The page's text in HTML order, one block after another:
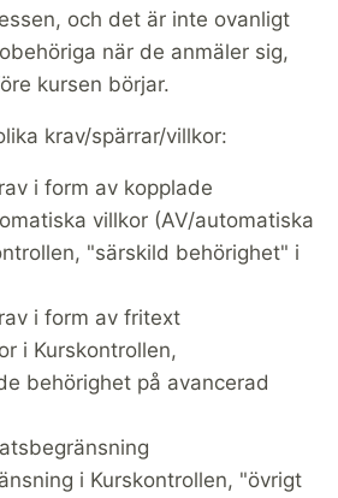
och det är inte ovanligt
när de anmäler sig,
kursen börjar.
krav/spärrar/villkor:
i form av kopplade
villkor (AV/automatiska
"särskild behörighet" i
i form av fritext
i Kurskontrollen,
behörighet på avancerad
i Kurskontrollen, "övrigt